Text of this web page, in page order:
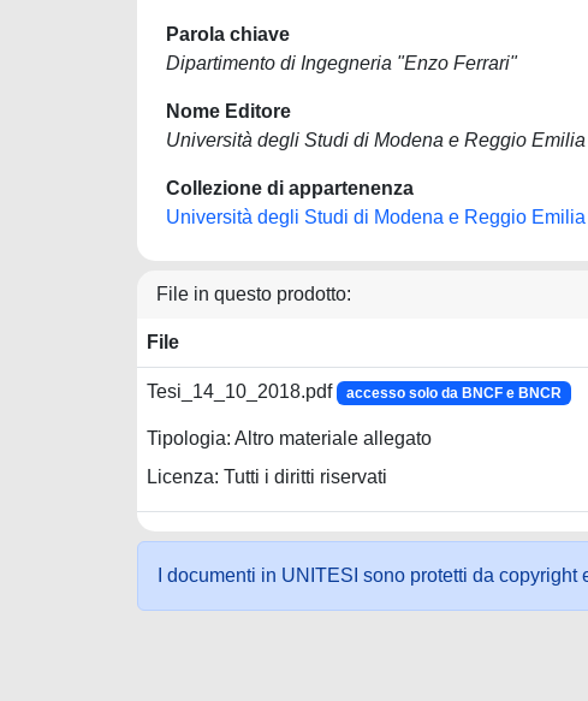
Parola chiave
Dipartimento di Ingegneria "Enzo Ferrari"
Nome Editore
Università degli Studi di Modena e Reggio Emilia
Collezione di appartenenza
Università degli Studi di Modena e Reggio Emilia
File in questo prodotto:
File
Tesi_14_10_2018.pdf accesso solo da BNCF e BNCR
Tipologia: Altro materiale allegato
Licenza: Tutti i diritti riservati
I documenti in UNITESI sono protetti da